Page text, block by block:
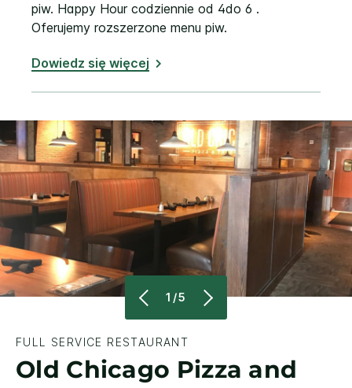
piw. Happy Hour codziennie od 4do 6 .
Oferujemy rozszerzone menu piw.
Dowiedz się więcej
1/5
FULL SERVICE RESTAURANT
Old Chicago Pizza and